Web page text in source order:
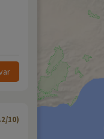
10)